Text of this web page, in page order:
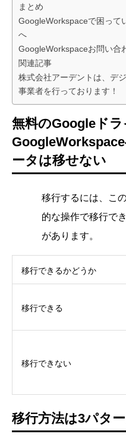
まとめ
GoogleWorkspaceで困って
へ
GoogleWorkspaceお問い合
関連記事
株式会社アーデントは、デ
事業者を行っております！
無料のGoogleドラ
ータは移せない
移行するには、こ
的な操作で移行で
があります。
移行できるかどうか
移行できる
移行できない
移行方法は3パタ